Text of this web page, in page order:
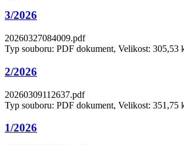
3/2026
20260327084009.pdf
Typ souboru: PDF dokument, Velikost: 305,53
2/2026
20260309112637.pdf
Typ souboru: PDF dokument, Velikost: 351,75
1/2026